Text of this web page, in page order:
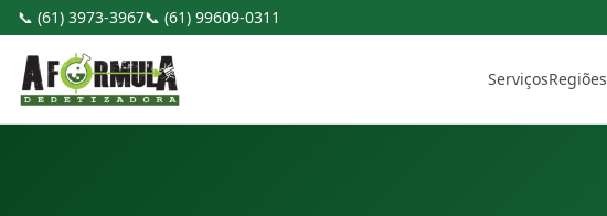
Pular para o conteúdo
📞 (61) 3973-3967📞 (61) 99609-0311
ServiçosRegiões